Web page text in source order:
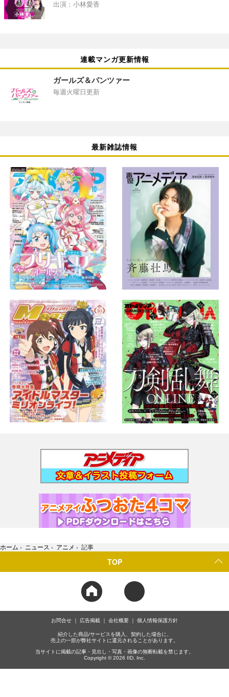
出演：小林愛香
連載マンガ更新情報
ガールズ＆パンツァー
毎週火曜日更新
最新雑誌情報
ホーム › ニュース › アニメ › 記事
TOP
お問合せ 広告掲載 会社概要 個人情報保護方針
紹介した商品/サービスを購入、契約した場合に、
売上の一部が弊社サイトに還元されることがあります。
当サイトに掲載の記事・見出し・写真・画像の無断転載を禁じます。
Copyright © 2026 IID, Inc.